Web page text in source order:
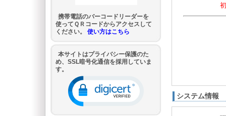
システム情報
携帯電話のバーコードリーダーを
使ってＱＲコードからアクセスして
ください。 使い方はこちら
本サイトはプライバシー保護のた
め、SSL暗号化通信を採用していま
す。